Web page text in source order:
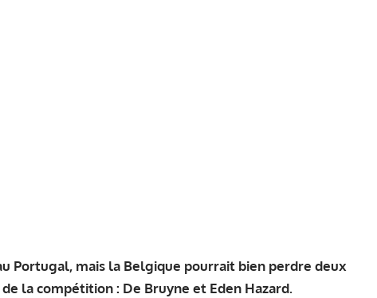
Portugal, mais la Belgique pourrait bien perdre deux
la compétition : De Bruyne et Eden Hazard.